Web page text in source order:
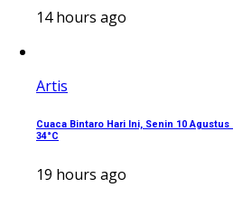
14 hours ago
Artis
Cuaca Bintaro Hari Ini, Senin 10
34°C
19 hours ago